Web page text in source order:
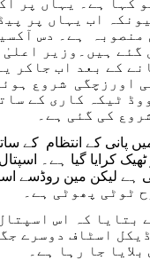
کہا ہے۔ یہاں پر
اب یہاں پر
منصوبہ ہے۔ دس
گئے ہیں۔وزیر اعلیٰ
کے بعد اب جاکر
اورزچگی شروع
ٹیکہ کاری کے
کی گئی ہے۔
پانی کے انتظام کے
ٹھیک کرایا گیا ہے۔
ٹوٹی پھوٹی ہے۔
بتایا کہ اس
اسٹاف دوسرے
جا رہا ہے۔